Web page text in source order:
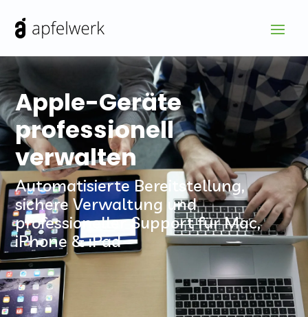
Apple-Geräte
professionell
verwalten
Automatisierte Bereitstellung,
sichere Verwaltung und
professioneller Support für Mac,
iPhone & iPad